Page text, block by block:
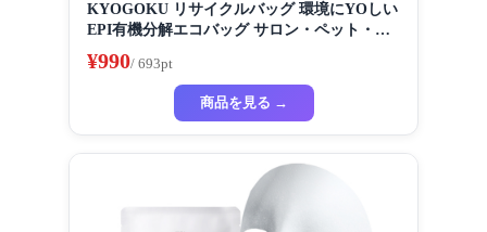
KYOGOKU リサイクルバッグ 環境にYOしい
EPI有機分解エコバッグ サロン・ペット・家
庭用に最适な高度デザイン
¥990/ 693pt
商品を見る →